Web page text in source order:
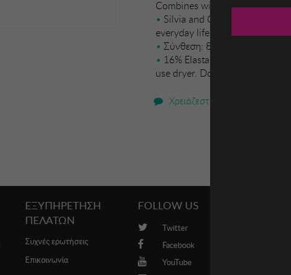
Combines with the Olga
Silvia and Giovanna bras. A
everyday life.
Σύνθεση: 84% Polyamide
16% Elastane. Handwash.
use dryer. Do not dry clean.
Χρειάζεστε βοήθεια;
ΕΞΥΠΗΡΕΤΗΣΗ
ΠΕΛΑΤΩΝ
Συχνές ερωτήσεις
Επικοινωνία
FOLLOW US
Twitter
Facebook
YouTube